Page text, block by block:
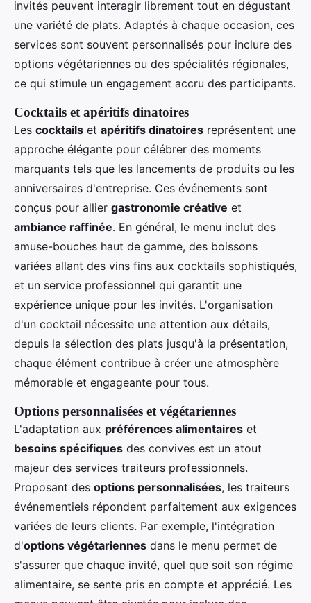
invités peuvent interagir librement tout en dégustant
une variété de plats. Adaptés à chaque occasion, ces
services sont souvent personnalisés pour inclure des
options végétariennes ou des spécialités régionales,
ce qui stimule un engagement accru des participants.
Cocktails et apéritifs dinatoires
Les cocktails et apéritifs dinatoires représentent une
approche élégante pour célébrer des moments
marquants tels que les lancements de produits ou les
anniversaires d'entreprise. Ces événements sont
conçus pour allier gastronomie créative et
ambiance raffinée. En général, le menu inclut des
amuse-bouches haut de gamme, des boissons
variées allant des vins fins aux cocktails sophistiqués,
et un service professionnel qui garantit une
expérience unique pour les invités. L'organisation
d'un cocktail nécessite une attention aux détails,
depuis la sélection des plats jusqu'à la présentation,
chaque élément contribue à créer une atmosphère
mémorable et engageante pour tous.
Options personnalisées et végétariennes
L'adaptation aux préférences alimentaires et
besoins spécifiques des convives est un atout
majeur des services traiteurs professionnels.
Proposant des options personnalisées, les traiteurs
événementiels répondent parfaitement aux exigences
variées de leurs clients. Par exemple, l'intégration
d'options végétariennes dans le menu permet de
s'assurer que chaque invité, quel que soit son régime
alimentaire, se sente pris en compte et apprécié. Les